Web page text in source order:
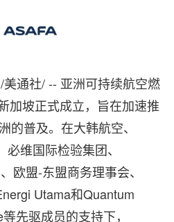
/美通社/ -- 亚洲可持续航空燃
加坡正式成立，旨在加速推
的普及。在大韩航空、
维国际检验集团、
欧盟-东盟商务理事会、
Utama和Quantum
先驱成员的支持下，